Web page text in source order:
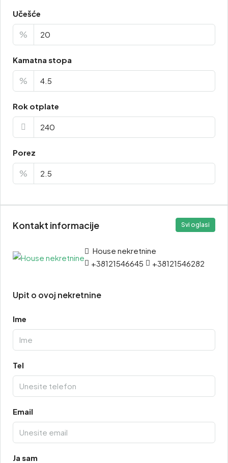
Učešće
%
Kamatna stopa
%
Rok otplate
Porez
%
Kontakt informacije Svi oglasi
House nekretnine
+38121546645
+38121546282
Upit o ovoj nekretnine
Ime
Tel
Email
Ja sam